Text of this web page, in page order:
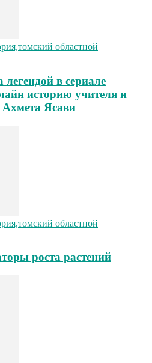
областной
в сериале
историю учителя и
Ясави
областной
роста растений